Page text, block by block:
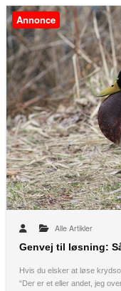
Annonce
Alle Artikler
Genvej til løsning:
Hvis du elsker at løse
“Der er et eller andet, jeg